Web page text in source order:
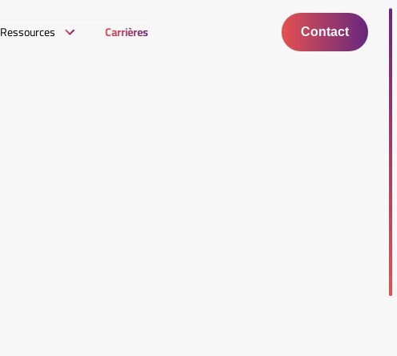
Ressources Carrières Contact